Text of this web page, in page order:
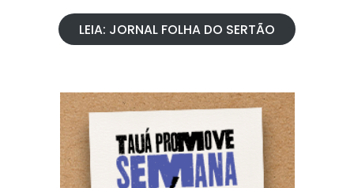
LEIA: JORNAL FOLHA DO SERTÃO